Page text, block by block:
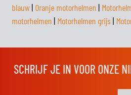
blauw| Oranje motorhelmen |
motorhelmen | Motorhelmen grijs|
SCHRIJF JE IN VOOR ONZE